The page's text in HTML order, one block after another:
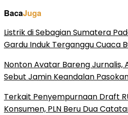
BacaJuga
Listrik di Sebagian Sumatera
Gardu Induk Terganggu Cuaca
Nonton Avatar Bareng Jurnalis,
Sebut Jamin Keandalan
Terkait Penyempurnaan Draft
Konsumen, PLN Beru Dua